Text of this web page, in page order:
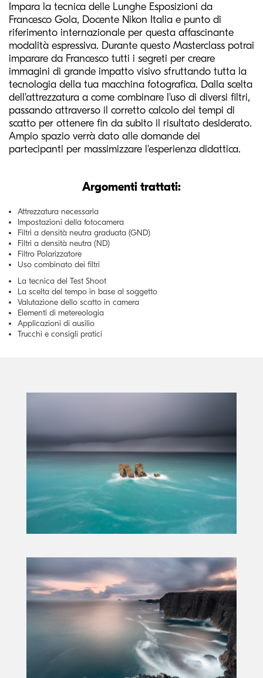
Impara la tecnica delle Lunghe Esposizioni da
Francesco Gola, Docente Nikon Italia e punto di
riferimento internazionale per questa affascinante
modalità espressiva. Durante questo Masterclass potrai
imparare da Francesco tutti i segreti per creare
immagini di grande impatto visivo sfruttando tutta la
tecnologia della tua macchina fotografica. Dalla scelta
dell'attrezzatura a come combinare l'uso di diversi filtri,
passando attraverso il corretto calcolo dei tempi di
scatto per ottenere fin da subito il risultato desiderato.
Ampio spazio verrà dato alle domande dei
partecipanti per massimizzare l'esperienza didattica.
Argomenti trattati:
Attrezzatura necessaria
Impostazioni della fotocamera
Filtri a densità neutra graduata (GND)
Filtri a densità neutra (ND)
Filtro Polarizzatore
Uso combinato dei filtri
La tecnica del Test Shoot
La scelta del tempo in base al soggetto
Valutazione dello scatto in camera
Elementi di metereologia
Applicazioni di ausilio
Trucchi e consigli pratici